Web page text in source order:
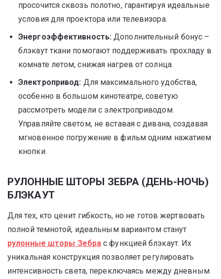
просочится сквозь полотно, гарантируя идеальные
условия для проектора или телевизора.
Энергоэффективность: Дополнительный бонус –
блэкаут ткани помогают поддерживать прохладу в
комнате летом, снижая нагрев от солнца.
Электропривод: Для максимального удобства,
особенно в большом кинотеатре, советую
рассмотреть модели с электроприводом.
Управляйте светом, не вставая с дивана, создавая
мгновенное погружение в фильм одним нажатием
кнопки.
РУЛОННЫЕ ШТОРЫ ЗЕБРА (ДЕНЬ-НОЧЬ)
БЛЭКАУТ
Для тех, кто ценит гибкость, но не готов жертвовать
полной темнотой, идеальным вариантом станут
рулонные шторы Зебра с функцией блэкаут. Их
уникальная конструкция позволяет регулировать
интенсивность света, переключаясь между дневным